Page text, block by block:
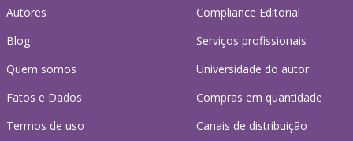
Autores
Blog
Quem somos
Fatos e Dados
Termos de uso
Compliance Editorial
Serviços profissionais
Universidade do autor
Compras em quantidade
Canais de distribuição